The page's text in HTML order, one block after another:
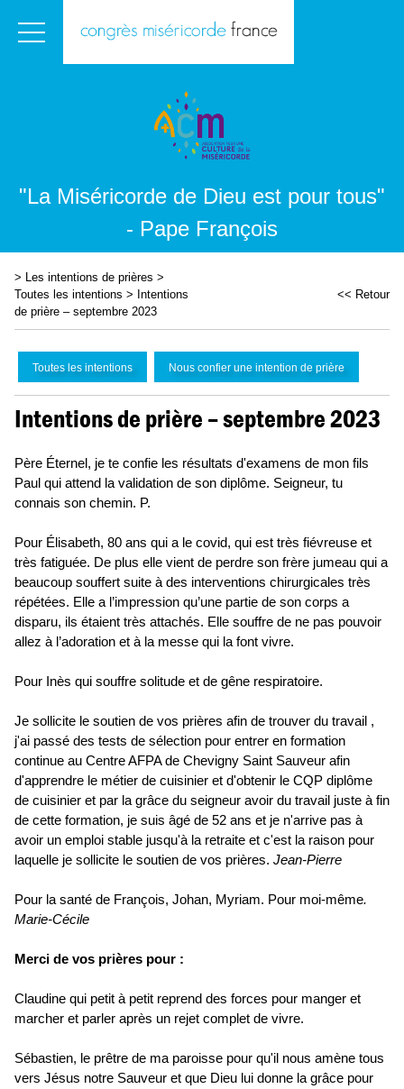
"La Miséricorde de Dieu est pour tous"
- Pape François
> Les intentions de prières >
Toutes les intentions > Intentions
de prière – septembre 2023
<< Retour
Toutes les intentions Nous confier une intention de prière
Intentions de prière – septembre 2023
Père Éternel, je te confie les résultats d'examens de mon fils
Paul qui attend la validation de son diplôme. Seigneur, tu
connais son chemin. P.
Pour Élisabeth, 80 ans qui a le covid, qui est très fiévreuse et
très fatiguée. De plus elle vient de perdre son frère jumeau qui a
beaucoup souffert suite à des interventions chirurgicales très
répétées. Elle a l’impression qu’une partie de son corps a
disparu, ils étaient très attachés. Elle souffre de ne pas pouvoir
allez à l’adoration et à la messe qui la font vivre.
Pour Inès qui souffre solitude et de gêne respiratoire.
Je sollicite le soutien de vos prières afin de trouver du travail ,
j'ai passé des tests de sélection pour entrer en formation
continue au Centre AFPA de Chevigny Saint Sauveur afin
d'apprendre le métier de cuisinier et d'obtenir le CQP diplôme
de cuisinier et par la grâce du seigneur avoir du travail juste à fin
de cette formation, je suis âgé de 52 ans et je n'arrive pas à
avoir un emploi stable jusqu'à la retraite et c'est la raison pour
laquelle je sollicite le soutien de vos prières. Jean-Pierre
Pour la santé de François, Johan, Myriam. Pour moi-même.
Marie-Cécile
Merci de vos prières pour :
Claudine qui petit à petit reprend des forces pour manger et
marcher et parler après un rejet complet de vivre.
Sébastien, le prêtre de ma paroisse pour qu'il nous amène tous
vers Jésus notre Sauveur et que Dieu lui donne la grâce pour